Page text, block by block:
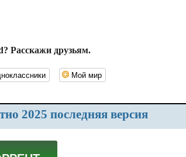
Расскажи друзьям.
Мой мир
2025 последняя версия